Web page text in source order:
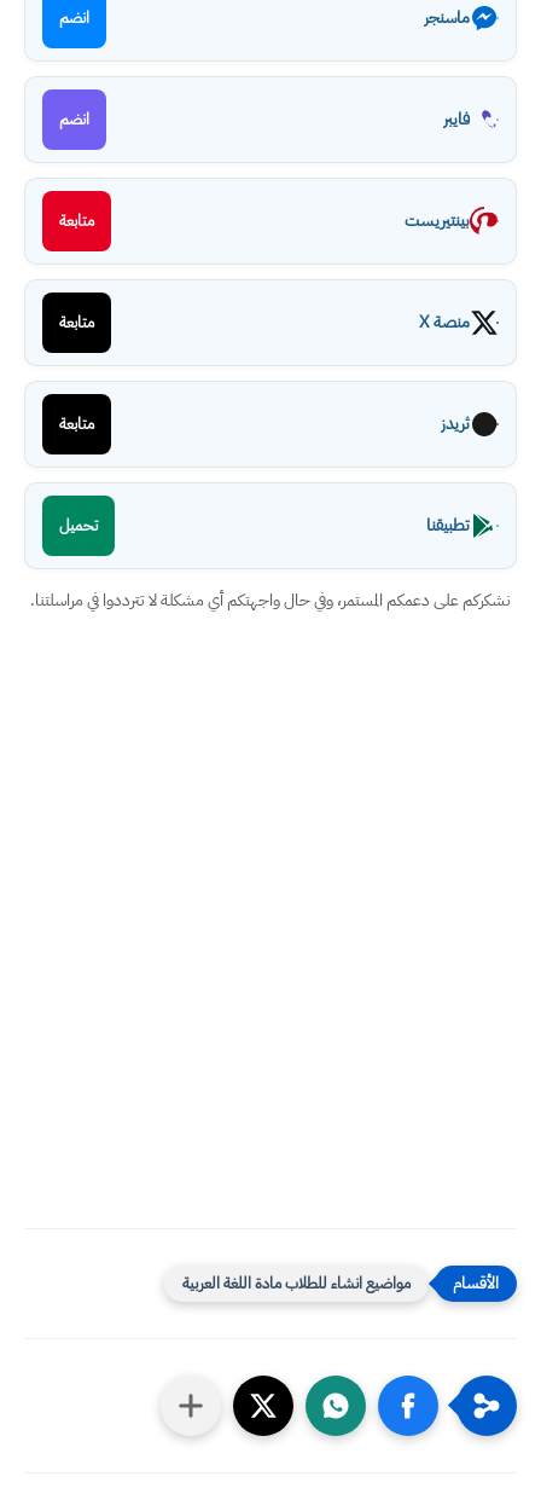
ماسنجر انضم
فايبر انضم
بينتيريست متابعة
منصة X متابعة
ثريدز متابعة
تطبيقنا تحميل
نشكركم على دعمكم المستمر، وفي حال واجهتكم أي مشكلة لا تترددوا في مراسلتنا.
مواضيع انشاء للطلاب مادة اللغة العربية